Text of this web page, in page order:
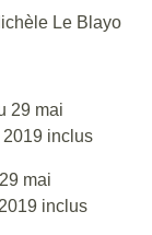
Le Blayo
29 mai
inclus
mai
inclus